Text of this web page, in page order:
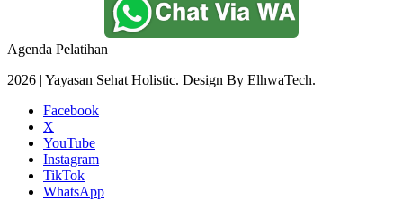
Agenda Pelatihan
2026 | Yayasan Sehat Holistic. Design By ElhwaTech.
Facebook
X
YouTube
Instagram
TikTok
WhatsApp